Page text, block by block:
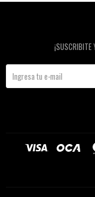
¡SUSCRIBITE